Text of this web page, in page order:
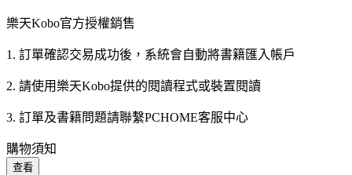
樂天Kobo官方授權銷售
1. 訂單確認交易成功後，系統會自動將書籍匯入帳戶
2. 請使用樂天Kobo提供的閱讀程式或裝置閱讀
3. 訂單及書籍問題請聯繫PCHOME客服中心
購物須知
查看